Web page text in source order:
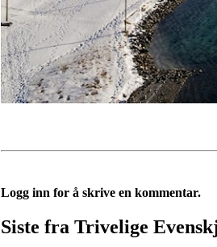
Logg inn for å skrive en kommentar.
Siste fra Trivelige